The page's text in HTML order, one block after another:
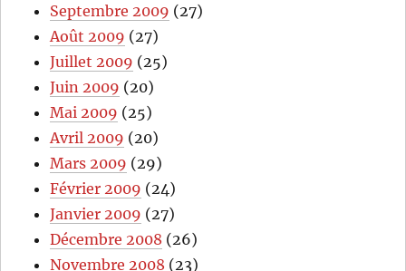
Septembre 2009 (27)
Août 2009 (27)
Juillet 2009 (25)
Juin 2009 (20)
Mai 2009 (25)
Avril 2009 (20)
Mars 2009 (29)
Février 2009 (24)
Janvier 2009 (27)
Décembre 2008 (26)
Novembre 2008 (23)